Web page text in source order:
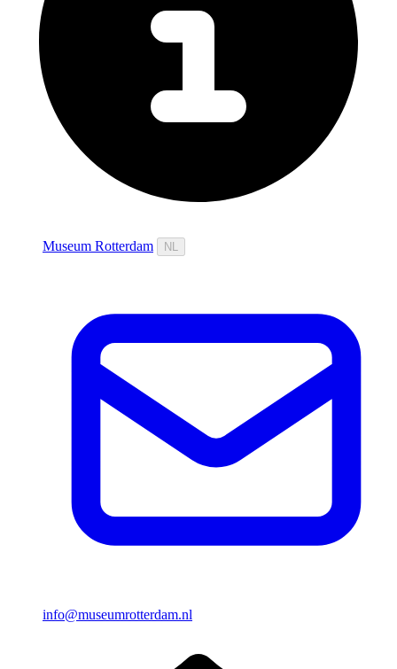
Museum Rotterdam NL
info@museumrotterdam.nl